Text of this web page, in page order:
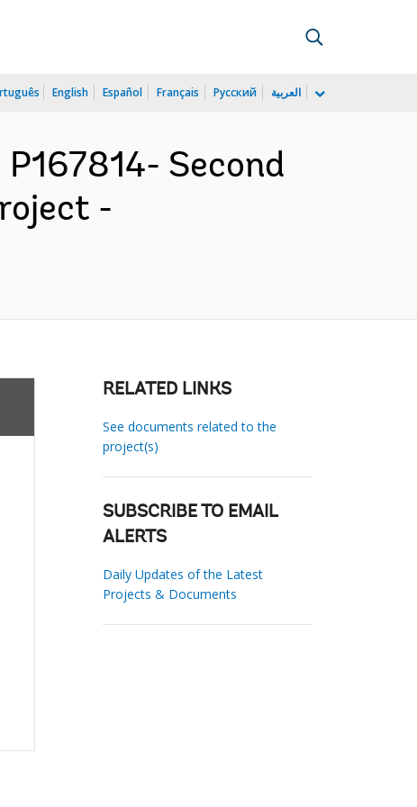
English Español Français Русский العربية
P167814- Second
-
RELATED LINKS
See documents related to the
project(s)
SUBSCRIBE TO EMAIL
ALERTS
Daily Updates of the Latest
Projects & Documents